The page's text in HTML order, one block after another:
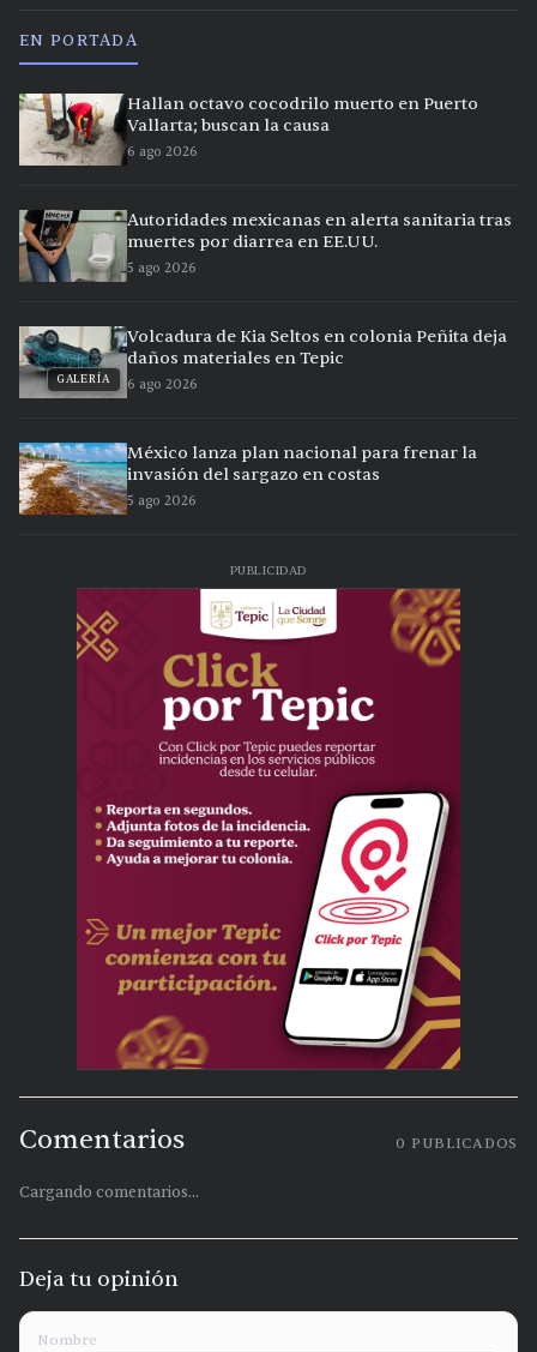
EN PORTADA
Hallan octavo cocodrilo muerto en Puerto
Vallarta; buscan la causa
6 ago 2026
Autoridades mexicanas en alerta sanitaria tras
muertes por diarrea en EE.UU.
5 ago 2026
GALERÍA
Volcadura de Kia Seltos en colonia Peñita deja
daños materiales en Tepic
6 ago 2026
México lanza plan nacional para frenar la
invasión del sargazo en costas
5 ago 2026
PUBLICIDAD
Comentarios 0 PUBLICADOS
Cargando comentarios...
Deja tu opinión
Nombre